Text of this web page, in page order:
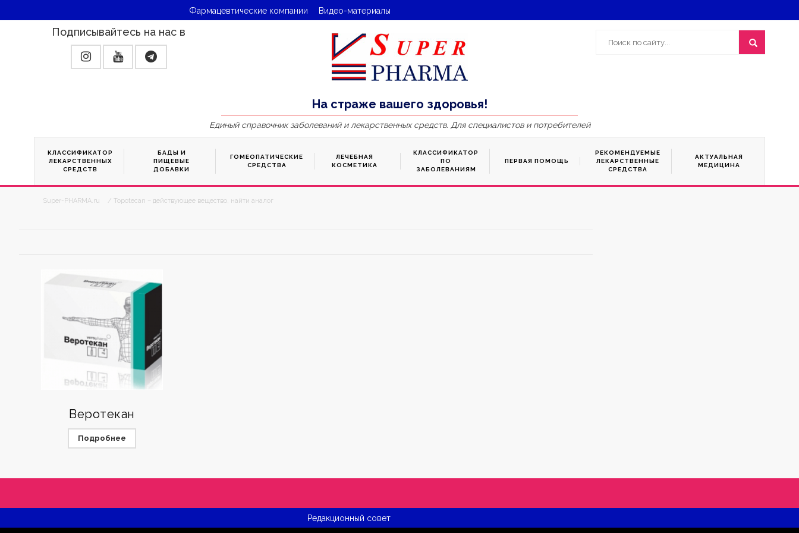
Фармацевтические компании Видео-материалы
Подписывайтесь на нас в
На страже вашего здоровья!
Единый справочник заболеваний и лекарственных средств. Для специалистов и потребителей
КЛАССИФИКАТОР
ЛЕКАРСТВЕННЫХ
СРЕДСТВ
БАДЫ И
ПИЩЕВЫЕ
ДОБАВКИ
ГОМЕОПАТИЧЕСКИЕ
СРЕДСТВА
ЛЕЧЕБНАЯ
КОСМЕТИКА
КЛАССИФИКАТОР
ПО
ЗАБОЛЕВАНИЯМ
ПЕРВАЯ ПОМОЩЬ
РЕКОМЕНДУЕМЫЕ
ЛЕКАРСТВЕННЫЕ
СРЕДСТВА
АКТУАЛЬНАЯ
МЕДИЦИНА
Super-PHARMA.ru / Topotecan – действующее вещество, найти аналог
Веротекан
Подробнее
Редакционный совет